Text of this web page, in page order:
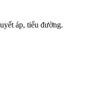
áp, tiểu đường.